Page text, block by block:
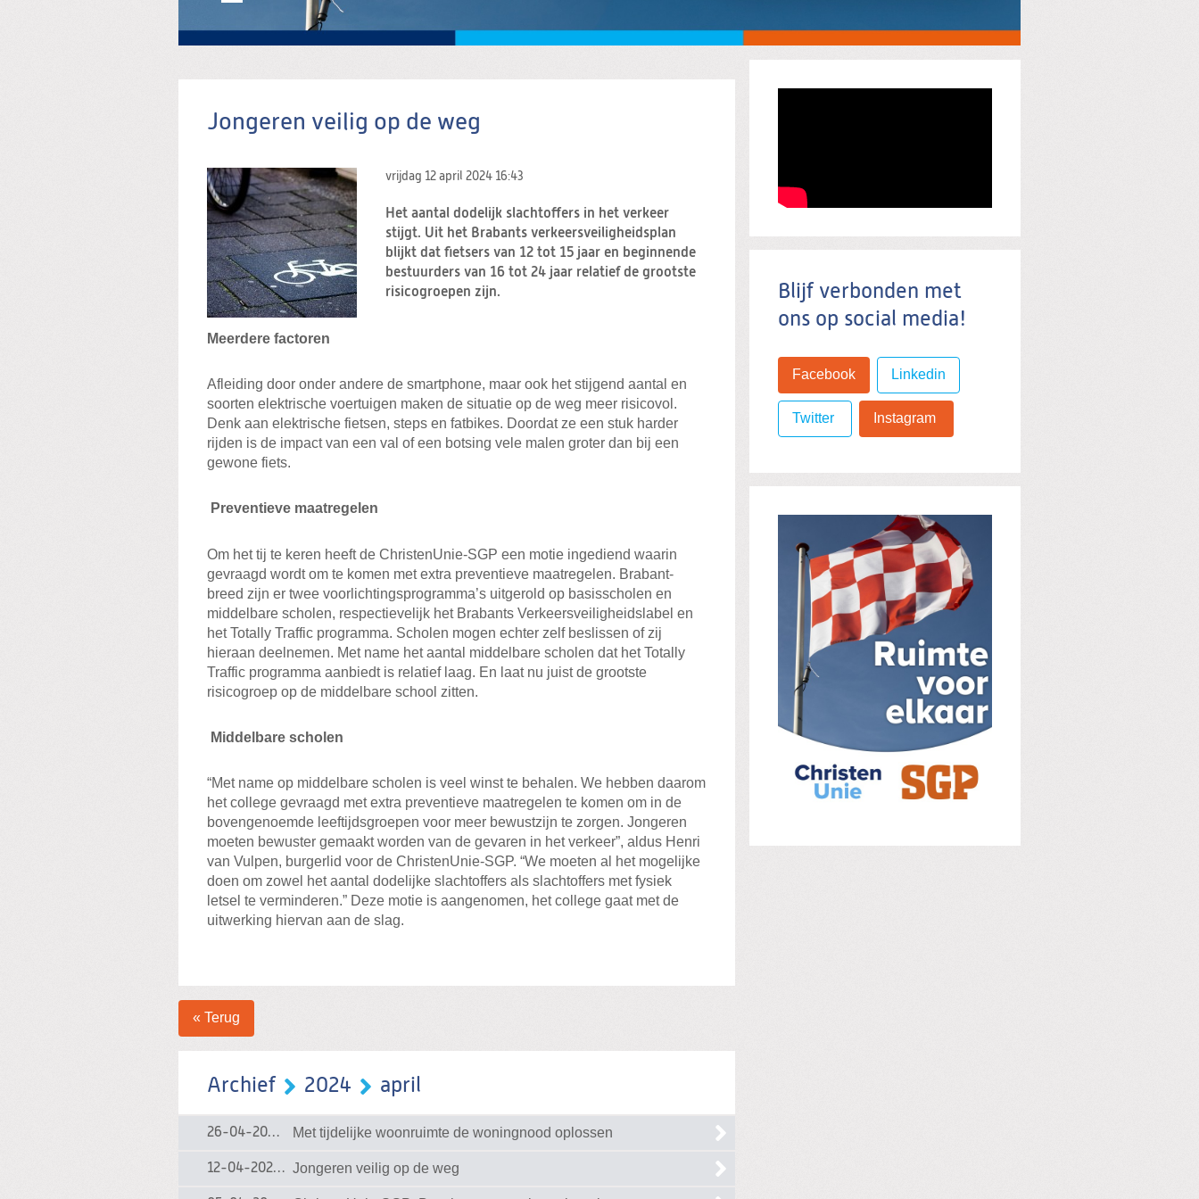
Jongeren veilig op de weg
vrijdag 12 april 2024 16:43
Het aantal dodelijk slachtoffers in het verkeer
stijgt. Uit het Brabants verkeersveiligheidsplan
blijkt dat fietsers van 12 tot 15 jaar en beginnende
bestuurders van 16 tot 24 jaar relatief de grootste
risicogroepen zijn.
Meerdere factoren
Afleiding door onder andere de smartphone, maar ook het stijgend aantal en
soorten elektrische voertuigen maken de situatie op de weg meer risicovol.
Denk aan elektrische fietsen, steps en fatbikes. Doordat ze een stuk harder
rijden is de impact van een val of een botsing vele malen groter dan bij een
gewone fiets.
Preventieve maatregelen
Om het tij te keren heeft de ChristenUnie-SGP een motie ingediend waarin
gevraagd wordt om te komen met extra preventieve maatregelen. Brabant-
breed zijn er twee voorlichtingsprogramma’s uitgerold op basisscholen en
middelbare scholen, respectievelijk het Brabants Verkeersveiligheidslabel en
het Totally Traffic programma. Scholen mogen echter zelf beslissen of zij
hieraan deelnemen. Met name het aantal middelbare scholen dat het Totally
Traffic programma aanbiedt is relatief laag. En laat nu juist de grootste
risicogroep op de middelbare school zitten.
Middelbare scholen
“Met name op middelbare scholen is veel winst te behalen. We hebben daarom
het college gevraagd met extra preventieve maatregelen te komen om in de
bovengenoemde leeftijdsgroepen voor meer bewustzijn te zorgen. Jongeren
moeten bewuster gemaakt worden van de gevaren in het verkeer”, aldus Henri
van Vulpen, burgerlid voor de ChristenUnie-SGP. “We moeten al het mogelijke
doen om zowel het aantal dodelijke slachtoffers als slachtoffers met fysiek
letsel te verminderen.” Deze motie is aangenomen, het college gaat met de
uitwerking hiervan aan de slag.
« Terug
Archief 2024 april
26-04-2024 26-04-2024 13:43
Met tijdelijke woonruimte de woningnood oplossen
12-04-202412-04-2024 16:43
Jongeren veilig op de weg
Blijf verbonden met
ons op social media!
Facebook Linkedin
Twitter Instagram